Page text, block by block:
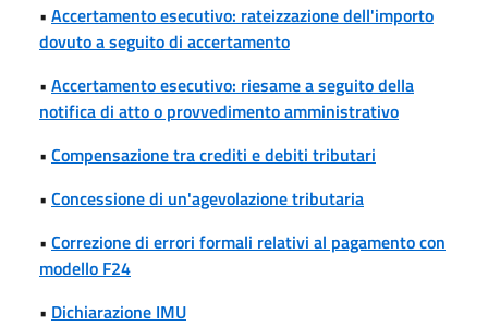
• Accertamento esecutivo: rateizzazione dell'importo
dovuto a seguito di accertamento
• Accertamento esecutivo: riesame a seguito della
notifica di atto o provvedimento amministrativo
• Compensazione tra crediti e debiti tributari
• Concessione di un'agevolazione tributaria
• Correzione di errori formali relativi al pagamento con
modello F24
• Dichiarazione IMU